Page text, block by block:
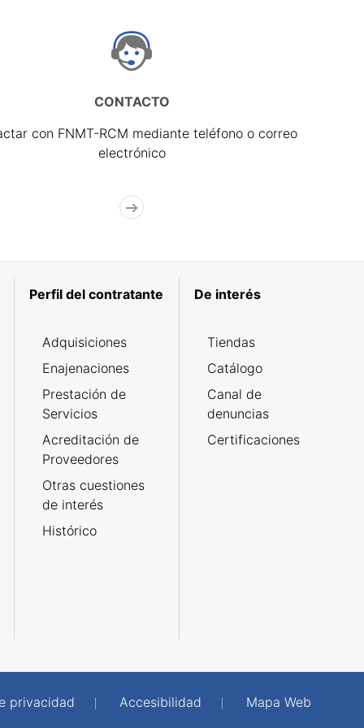
CONTACTO
con FNMT-RCM mediante teléfono o correo
electrónico
Perfil del contratante
Adquisiciones
Enajenaciones
Prestación de
Servicios
Acreditación de
Proveedores
Otras cuestiones
de interés
Histórico
De interés
Tiendas
Catálogo
Canal de
denuncias
Certificaciones
privacidad Accesibilidad
Mapa Web